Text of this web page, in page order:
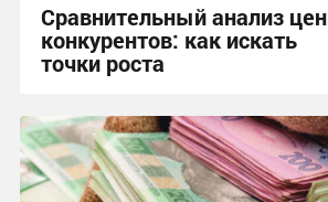
Сравнительный анализ цен
конкурентов: как искать
точки роста
12:51, 1.06.2026